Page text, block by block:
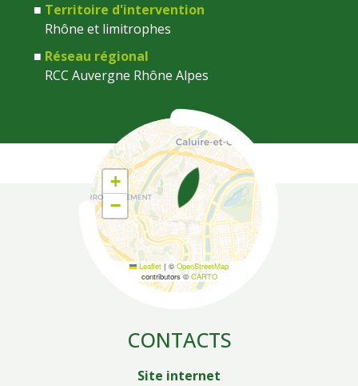
Territoire d'intervention
Rhône et limitrophes
Réseau régional
RCC Auvergne Rhône Alpes
Coordonnées
+
−
Leaflet | ©OpenStreetMap
contributors © CARTO
CONTACTS
Site internet